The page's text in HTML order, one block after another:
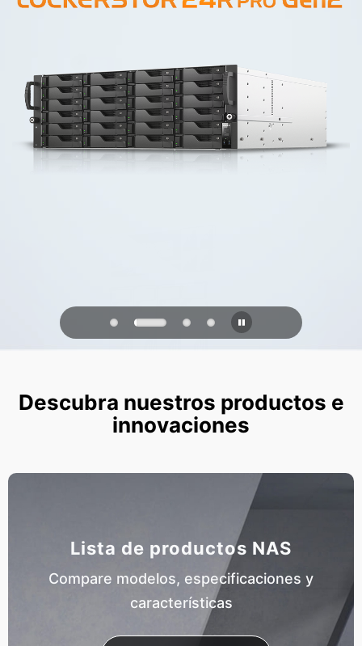
del futuro
Descubra nuestros productos e
innovaciones
Lista de productos NAS
Compare modelos, especificaciones y
características